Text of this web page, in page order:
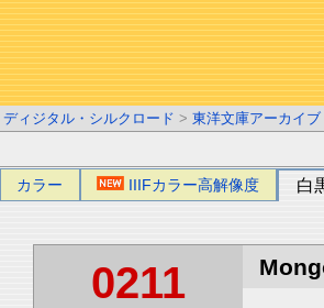
ディジタル・シルクロード > 東洋文庫アーカイブ
カラー IIIFカラー高解像度 白
0211